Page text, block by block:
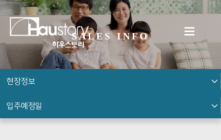
SALES INFO
현장정보
입주예정일